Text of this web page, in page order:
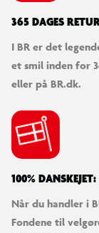
365 DAGES
I BR er det
et smil inden for
eller på BR.dk.
100%
Når du handler i
Fondene til